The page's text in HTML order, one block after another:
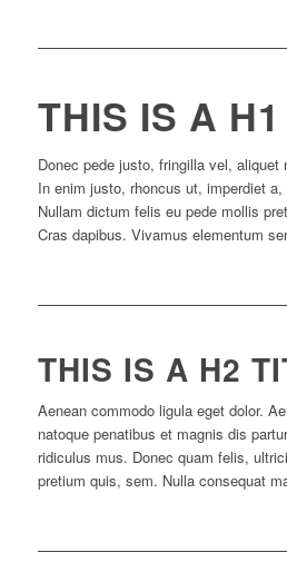
THIS IS A
Donec pede justo, fringilla vel,
In enim justo, rhoncus ut, imperdiet
Nullam dictum felis eu pede mollis
Cras dapibus. Vivamus elementum
THIS IS A H2
Aenean commodo ligula eget dolor.
natoque penatibus et magnis dis
ridiculus mus. Donec quam felis,
pretium quis, sem. Nulla consequat